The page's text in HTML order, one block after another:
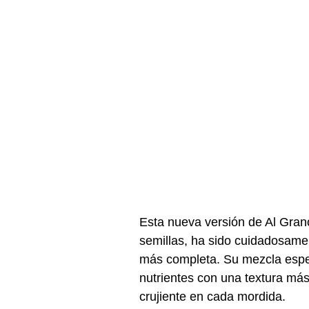
Esta nueva versión de Al
semillas, ha sido
más completa. Su mezcla
nutrientes con una textura
crujiente en cada mordida.